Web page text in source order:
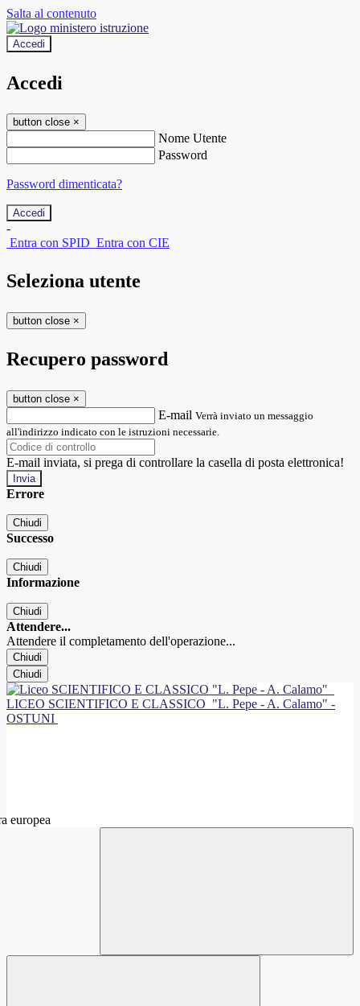
Salta al contenuto
Accedi
Accedi
button close ×
Nome Utente
Password
Password dimenticata?
-
Entra con SPID Entra con CIE
Seleziona utente
button close ×
Recupero password
button close ×
E-mail Verrà inviato un messaggio
all'indirizzo indicato con le istruzioni necessarie.
E-mail inviata, si prega di controllare la casella di posta elettronica!
Errore
Chiudi
Successo
Chiudi
Informazione
Chiudi
Attendere...
Attendere il completamento dell'operazione...
Chiudi
Chiudi
LICEO SCIENTIFICO E CLASSICO "L. Pepe - A. Calamo" -
OSTUNI